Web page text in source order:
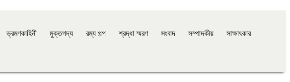
ভ্রমণকাহিনী মুক্তগদ্য রম্য গল্প শ্রদ্ধা স্মরণ সংবাদ সম্পাদকীয় সাক্ষাৎকার